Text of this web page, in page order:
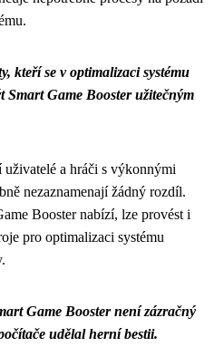
kteří se v optimalizaci systému
Smart Game Booster užitečným
uživatelé a hráči s výkonnými
nezaznamenají žádný rozdíl.
Booster nabízí, lze provést i
pro optimalizaci systému
Game Booster není zázračný
udělal herní bestii.